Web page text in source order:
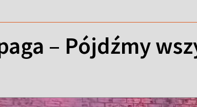
– Pójdźmy